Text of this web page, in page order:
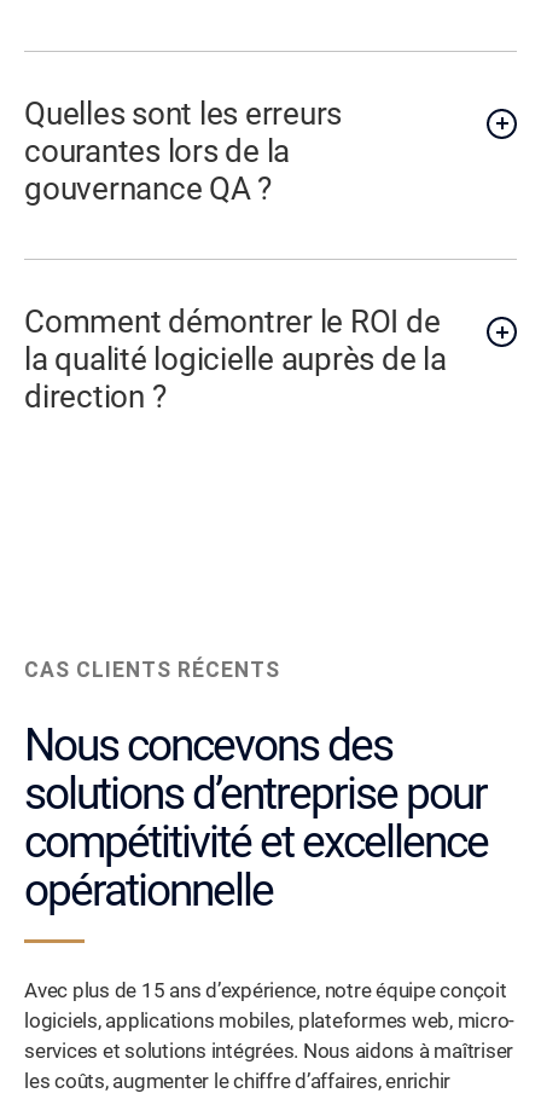
Quelles sont les erreurs
courantes lors de la
gouvernance QA ?
Comment démontrer le ROI de
la qualité logicielle auprès de la
direction ?
CAS CLIENTS RÉCENTS
Nous concevons des
solutions d’entreprise pour
compétitivité et excellence
opérationnelle
Avec plus de 15 ans d’expérience, notre équipe conçoit
logiciels, applications mobiles, plateformes web, micro-
services et solutions intégrées. Nous aidons à maîtriser
les coûts, augmenter le chiffre d’affaires, enrichir